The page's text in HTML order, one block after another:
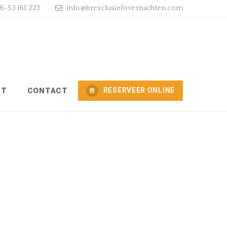
53 161 223 info@brexclusiefovernachten.com
CONTACT RESERVEER ONLINE